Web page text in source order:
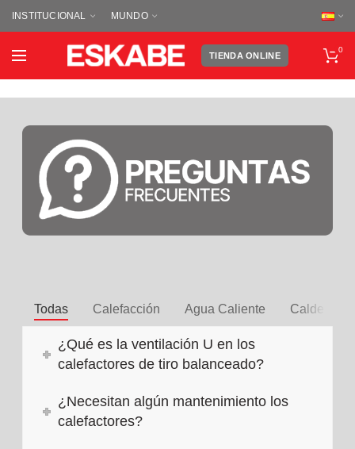
INSTITUCIONAL MUNDO
TIENDA ONLINE
0
Todas Calefacción Agua Caliente Calderas
¿Qué es la ventilación U en los
calefactores de tiro balanceado?
¿Necesitan algún mantenimiento los
calefactores?